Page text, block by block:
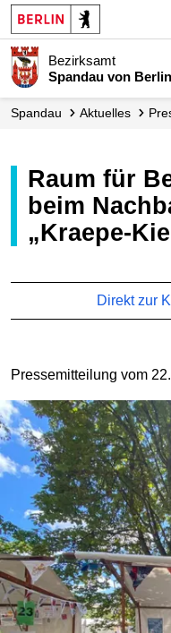
Bezirksamt
Spandau von Berlin
Spandau Aktuelles
Raum für Beteiligung Spandau
beim
„Kraepe-
Direkt zur
Pressemitteilung vom